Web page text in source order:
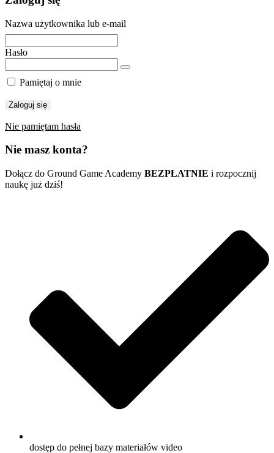
Nazwa użytkownika lub e-mail
Hasło
Pamiętaj o mnie
Nie pamiętam hasła
Nie masz konta?
Dołącz do Ground Game Academy BEZPŁATNIE i rozpocznij
naukę już dziś!
dostęp do pełnej bazy materiałów video